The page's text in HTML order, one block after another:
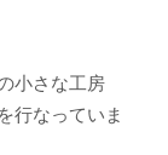
小さな工房
行なっていま